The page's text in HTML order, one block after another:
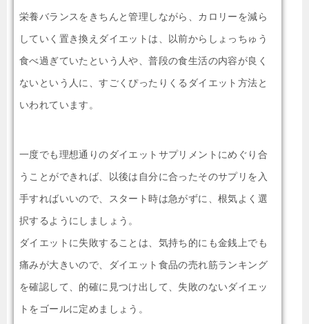
栄養バランスをきちんと管理しながら、カロリーを減ら
していく置き換えダイエットは、以前からしょっちゅう
食べ過ぎていたという人や、普段の食生活の内容が良く
ないという人に、すごくぴったりくるダイエット方法と
いわれています。
一度でも理想通りのダイエットサプリメントにめぐり合
うことができれば、以後は自分に合ったそのサプリを入
手すればいいので、スタート時は急がずに、根気よく選
択するようにしましょう。
ダイエットに失敗することは、気持ち的にも金銭上でも
痛みが大きいので、ダイエット食品の売れ筋ランキング
を確認して、的確に見つけ出して、失敗のないダイエッ
トをゴールに定めましょう。